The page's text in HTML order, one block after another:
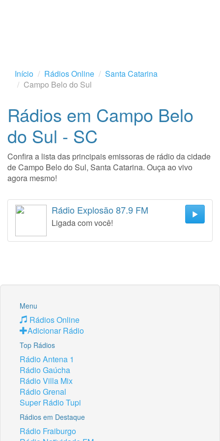
Início Rádios Online
Santa Catarina
Campo Belo do Sul
Rádios em Campo Belo
do Sul - SC
Confira a lista das principais emissoras de rádio da cidade
de Campo Belo do Sul, Santa Catarina. Ouça ao vivo
agora mesmo!
Rádio Explosão 87.9 FM
Ligada com você!
Menu
Rádios Online
Adicionar Rádio
Top Rádios
Rádio Antena 1
Rádio Gaúcha
Rádio Villa Mix
Rádio Grenal
Super Rádio Tupi
Rádios em Destaque
Rádio Fraiburgo